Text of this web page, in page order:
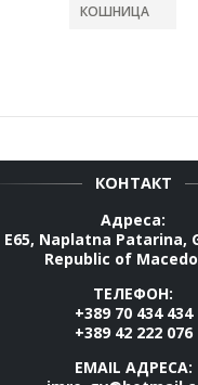
КОШНИЦА
КОНТАКТ
Адреса:
E65, Naplatna Patarina,
Republic of
ТЕЛЕФОН:
+389 70 434 434
+389 42 222 076
EMAIL АДРЕСА: